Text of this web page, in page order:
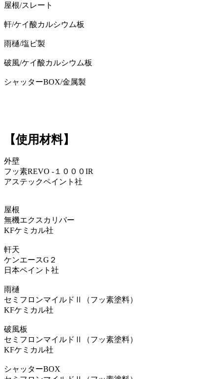
屋根/スレート
軒/ケイ酸カルシウム板
雨樋/塩ビ製
破風/ケイ酸カルシウム板
シャッターBOX/金属製
【使用材料】
外壁
フッ素REVO -１０００IR
アステックペイント社
屋根
無機エクスカリバー
KFケミカル社
軒天
ケンエースG２
日本ペイント社
雨樋
セミフロンマイルドⅡ（フッ素塗料）
KFケミカル社
破風板
セミフロンマイルドⅡ（フッ素塗料）
KFケミカル社
シャッターBOX